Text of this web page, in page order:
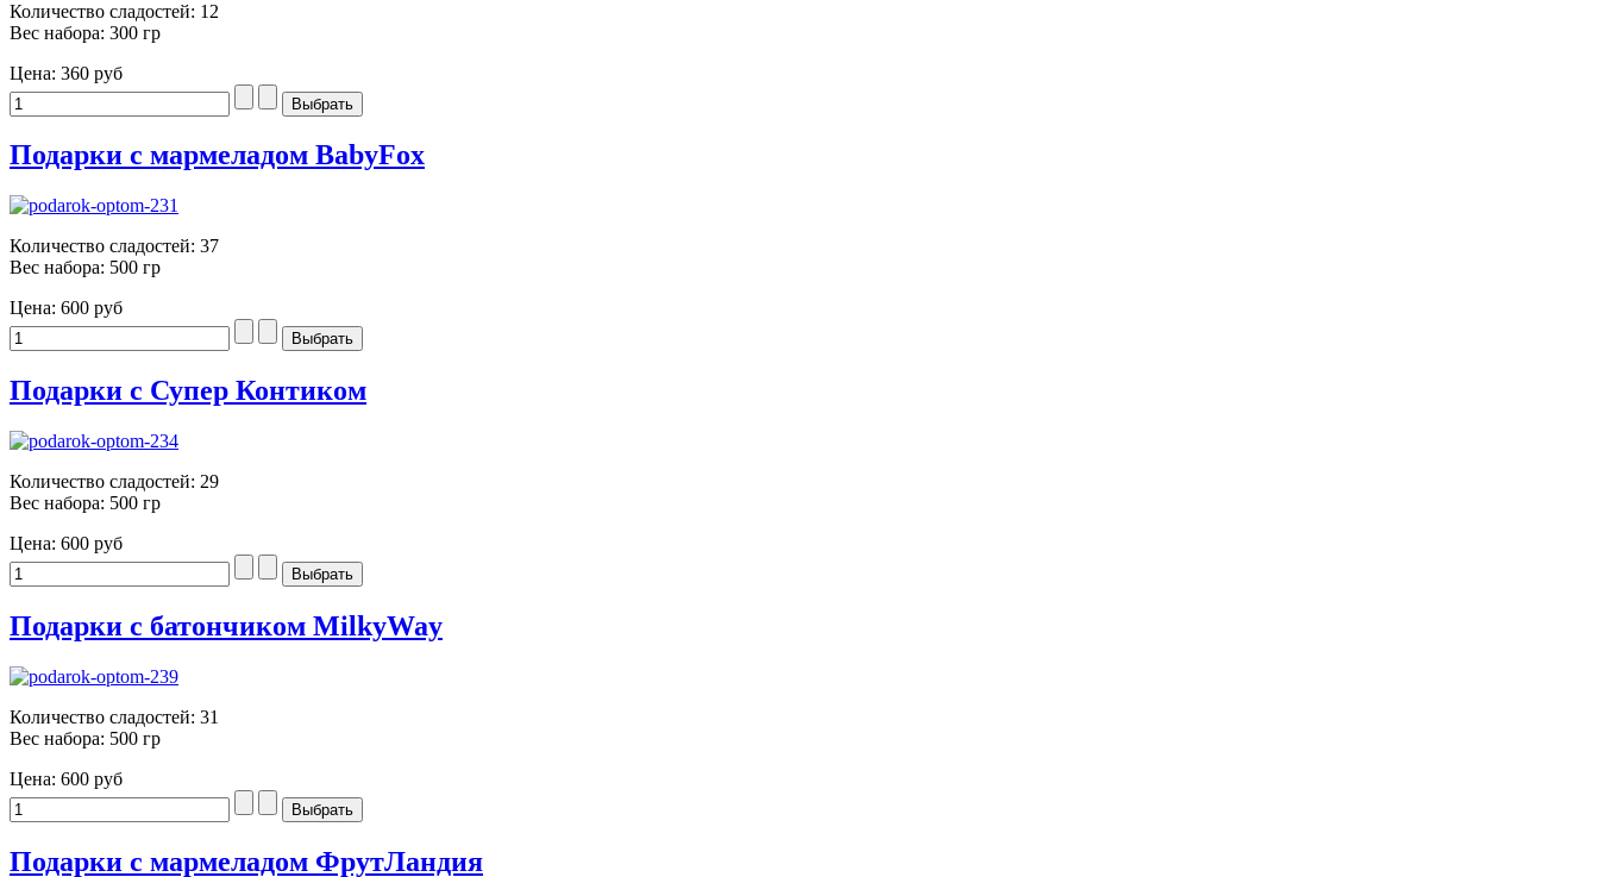
Количество сладостей: 12
Вес набора: 300 гр
Цена: 360 руб
Подарки с мармеладом BabyFox
Количество сладостей: 37
Вес набора: 500 гр
Цена: 600 руб
Подарки с Супер Контиком
Количество сладостей: 29
Вес набора: 500 гр
Цена: 600 руб
Подарки с батончиком MilkyWay
Количество сладостей: 31
Вес набора: 500 гр
Цена: 600 руб
Подарки с мармеладом ФрутЛандия